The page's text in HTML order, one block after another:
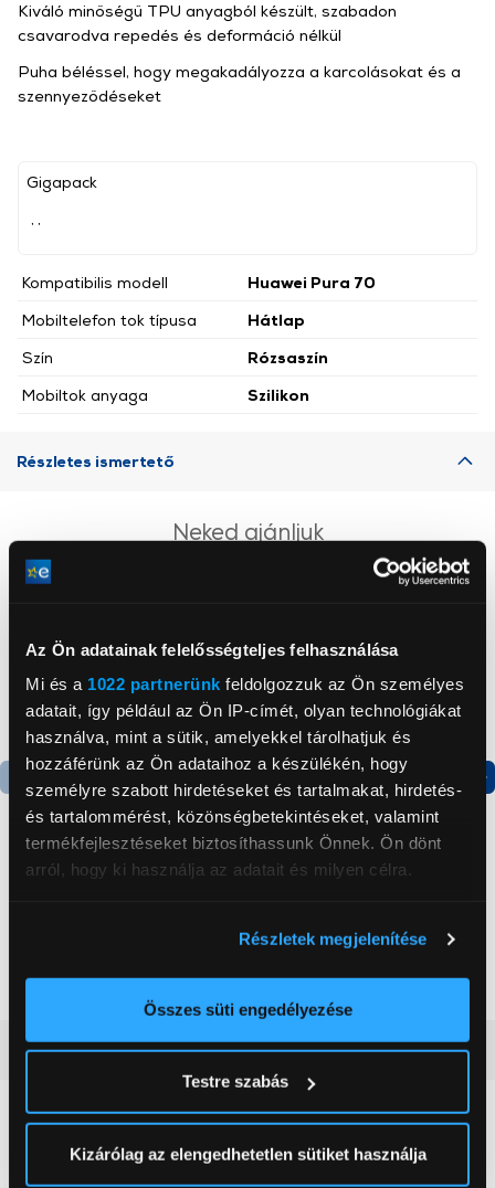
Az Ön adatainak felelősségteljes felhasználása
Mi és a 1022 partnerünk feldolgozzuk az Ön személyes
adatait, így például az Ön IP-címét, olyan technológiákat
használva, mint a sütik, amelyekkel tárolhatjuk és
hozzáférünk az Ön adataihoz a készülékén, hogy
személyre szabott hirdetéseket és tartalmakat, hirdetés-
és tartalommérést, közönségbetekintéseket, valamint
termékfejlesztéseket biztosíthassunk Önnek. Ön dönt
arról, hogy ki használja az adatait és milyen célra.
elhelyezkedéséről pár méteres pontossággal
Az Ön készülékén beazonosítása annak konkrét
módjairól és adja meg preferenciáit aRészletek
pontban. Bármikor módosíthatja vagy visszavonhatja a
Sütinyilatkozathoz való hozzájárulását.
Részletek megjelenítése
Összes süti engedélyezése
Testre szabás
Kizárólag az elengedhetetlen sütiket használja
Gigapack
Kompatibilis modell
Huawei Pura 70
Mobiltelefon tok típusa
Hátlap
Szín
Rózsaszín
Mobiltok anyaga
Szilikon
Kiváló minőségű TPU anyagból készült, szabadon
csavarodva repedés és deformáció nélkül
Puha béléssel, hogy megakadályozza a karcolásokat és a
szennyeződéseket
Részletes ismertető
Neked ajánljuk
Gorenje NRS8182KX Side
Gorenje N619EAXL4
kombinált hűtőszekrény
Vásárlói vélemények(0)